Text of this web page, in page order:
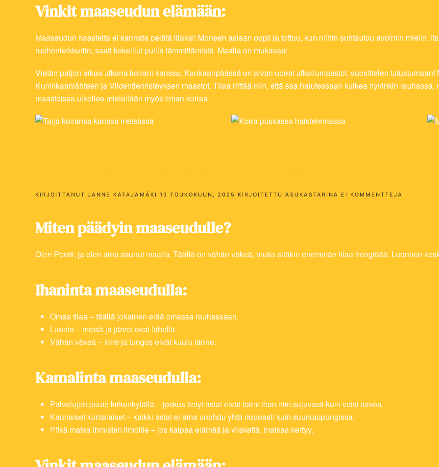
Vinkit maaseudun elämään:
Maaseudun haasteita ei kannata pelätä liiaksi! Moneen asiaan oppii ja tottuu, kun niihin suhtautuu avoimin mielin.
ruohonleikkuriin, saati kokeillut puilla lämmittämistä. Maalla on mukavaa!
Vietän paljon aikaa ulkona koirani kanssa. Kankaanpäässä on aivan upeat ulkoilumaastot, suosittelen
Kuninkaanlähteen ja Viidentienristeyksen maastot. Tilaa riittää niin, että saa halutessaan kulkea hyvinkin
maastoissa ulkoilee mielellään myös ilman koiraa.
KIRJOITTANUT JANNE KATAJAMÄKI 13 TOUKOKUUN, 2025 KIRJOITETTU ASUKASTARINA EI KOMMENTTEJA
Miten päädyin maaseudulle?
Olen Pentti, ja olen aina asunut maalla. Täällä on vähän väkeä, mutta sitäkin enemmän tilaa hengittää. Luonnon
Ihaninta maaseudulla:
Omaa tilaa – täällä jokainen elää omassa rauhassaan.
Luonto – metsä ja järvet ovat lähellä.
Vähän väkeä – kiire ja tungos eivät kuulu tänne.
Kamalinta maaseudulla:
Palvelujen puute kirkonkylällä – joskus tietyt asiat eivät toimi ihan niin sujuvasti kuin voisi toivoa.
Kaunaiset kuntalaiset – kaikki asiat ei aina unohdu yhtä nopeasti kuin suurkaupungissa.
Pitkä matka ihmisten ilmoille – jos kaipaa elämää ja vilskettä, matkaa kertyy.